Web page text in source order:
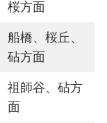
桜方面
船橋、桜丘、
砧方面
祖師谷、砧方
面